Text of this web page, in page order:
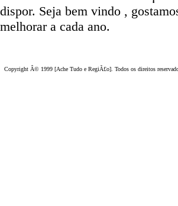
dispor. Seja bem vindo , g
melhorar a cada ano.
Copyright Â© 1999 [Ache Tudo e RegiÃ£o]. Todos os direitos